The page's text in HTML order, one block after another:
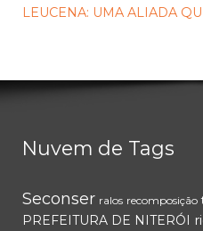
LEUCENA: UMA ALIADA
Nuvem de Tags
Seconser ralos recomposição
PREFEITURA DE NITERÓI